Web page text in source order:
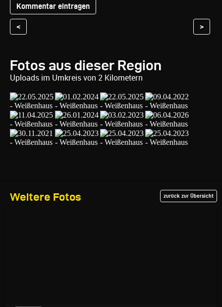
< >
Fotos aus dieser Region
Uploads im Umkreis von 2 Kilometern
Weitere Fotos zurück zur Übersicht